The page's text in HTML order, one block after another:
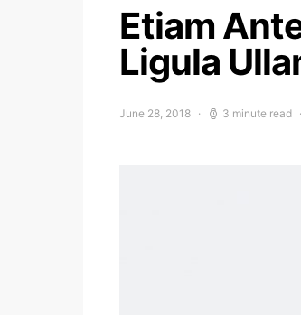
Etiam
Ligula
June 28, 2018 3 minute read